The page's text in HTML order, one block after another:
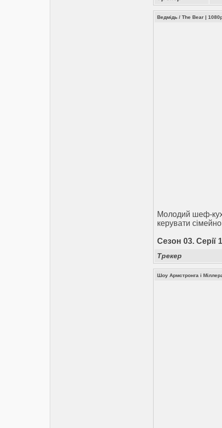
Ведмідь / The Bear |
Молодий шеф-
керувати
Сезон 03. Серії
Трекер
Шоу Армстронга і